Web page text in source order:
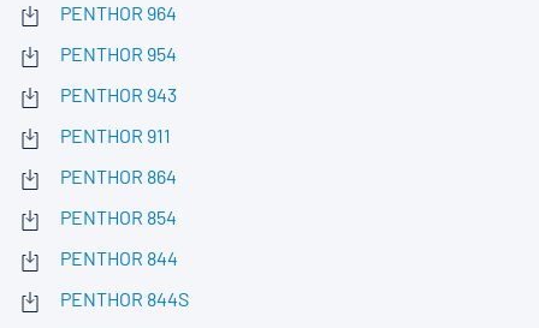
PENTHOR 964
PENTHOR 954
PENTHOR 943
PENTHOR 911
PENTHOR 864
PENTHOR 854
PENTHOR 844
PENTHOR 844S